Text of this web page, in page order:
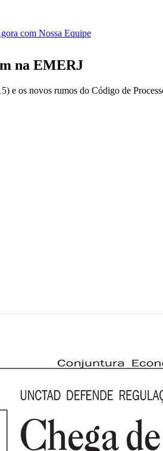
com Nossa Equipe
na EMERJ
e os novos rumos do Código de